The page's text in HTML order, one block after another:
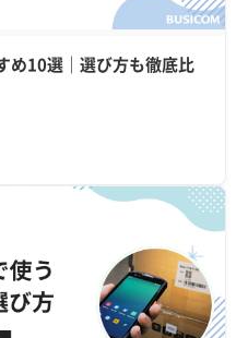
め10選｜選び方も徹底比